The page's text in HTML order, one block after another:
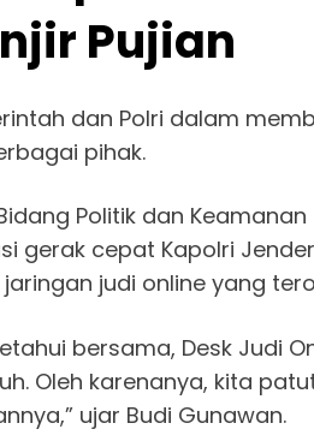
Pujian
dan Polri dalam
pihak.
Politik dan
gerak cepat Kapolri
judi online yang
bersama, Desk Judi
Oleh karenanya, kita
ujar Budi Gunawan.